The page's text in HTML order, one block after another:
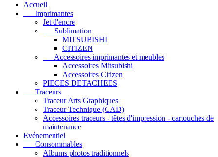
Accueil
Imprimantes
Jet d'encre
Sublimation
MITSUBISHI
CITIZEN
Accessoires imprimantes et meubles
Accessoires Mitsubishi
Accessoires Citizen
PIECES DETACHEES
Traceurs
Traceur Arts Graphiques
Traceur Technique (CAD)
Accessoires traceurs - têtes d'impression - cartouches de
maintenance
Evénementiel
Consommables
Albums photos traditionnels